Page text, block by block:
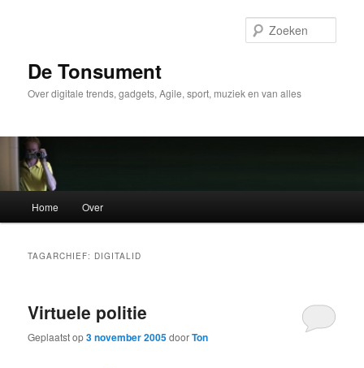
inhoud
inhoudDe Tonsument
Over digitale trends, gadgets, Agile, sport, muziek en van alles
Home Over
TAGARCHIEF: DIGITALID
Virtuele politie
Geplaatst op3 november 2005doorTon